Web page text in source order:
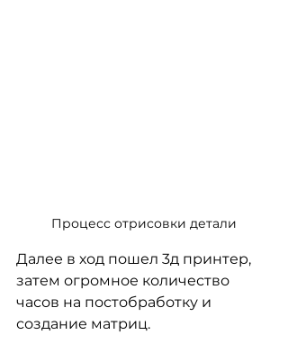
Процесс отрисовки детали
Далее в ход пошел 3д принтер,
затем огромное количество
часов на постобработку и
создание матриц.